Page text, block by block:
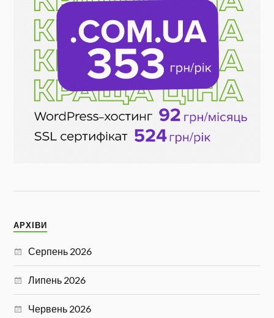
АРХІВИ
Серпень 2026
Липень 2026
Червень 2026